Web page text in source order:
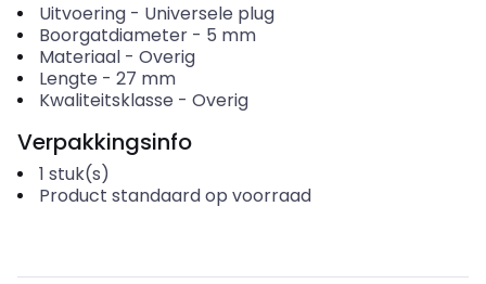
Uitvoering- Universele plug
Boorgatdiameter- 5 mm
Materiaal- Overig
Lengte - 27 mm
Kwaliteitsklasse - Overig
Verpakkingsinfo
1 stuk(s)
Product standaard op voorraad